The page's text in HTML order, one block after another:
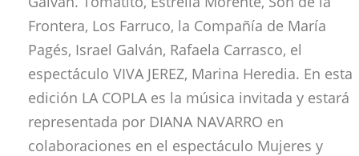
Frontera, Los Farruco, la Compañía de María
Pagés, Israel Galván, Rafaela Carrasco, el
espectáculo VIVA JEREZ, Marina Heredia. En esta
edición LA COPLA es la música invitada y estará
representada por DIANA NAVARRO en
colaboraciones en el espectáculo Mujeres y